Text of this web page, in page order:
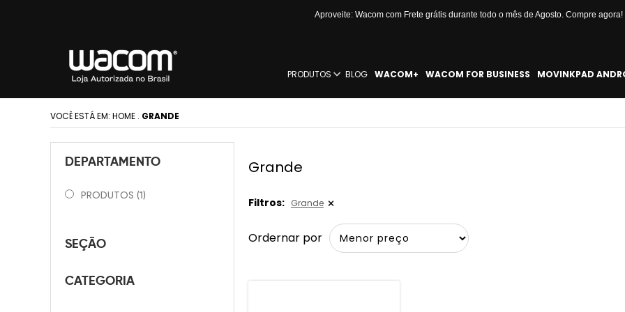
Aproveite: Wacom com Frete grátis durante todo o mês de Agosto. Compre agora!
PRODUTOS BLOG WACOM+ WACOM FOR BUSINESS MOVINKPAD
VOCÊ ESTÁ EM: HOME . GRANDE
DEPARTAMENTO
PRODUTOS (1)
SEÇÃO
CATEGORIA
Grande
Filtros: Grande
Ordernar por